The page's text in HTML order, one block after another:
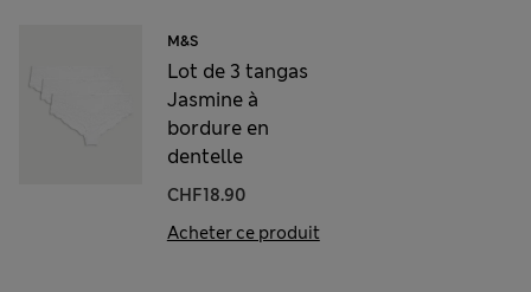
M&S
Lot de 3 tangas
Jasmine à
bordure en
dentelle
CHF18.90
Acheter ce produit